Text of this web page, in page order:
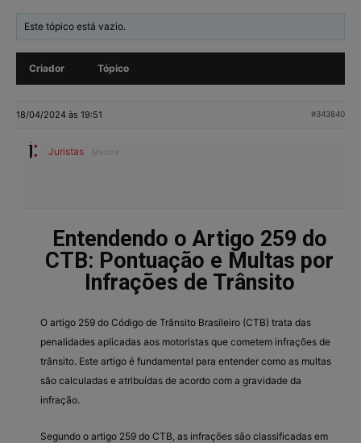
Este tópico está vazio.
Criador Tópico
18/04/2024 às 19:51 #343840
Juristas Mestre
Entendendo o Artigo 259 do
CTB: Pontuação e Multas por
Infrações de Trânsito
O artigo 259 do Código de Trânsito Brasileiro (CTB) trata das
penalidades aplicadas aos motoristas que cometem infrações de
trânsito. Este artigo é fundamental para entender como as multas
são calculadas e atribuídas de acordo com a gravidade da
infração.
Segundo o artigo 259 do CTB, as infrações são classificadas em